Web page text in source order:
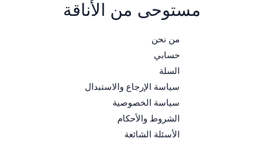
مستوحى من الأناقة
من نحن
حسابي
السلة
سياسة الإرجاع والاستبدال
سياسة الخصوصية
الشروط والأحكام
الأسئلة الشائعة